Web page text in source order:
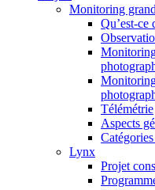
Monitoring
Qu’est-ce
Télémétrie
Aspects
Lynx
Projet